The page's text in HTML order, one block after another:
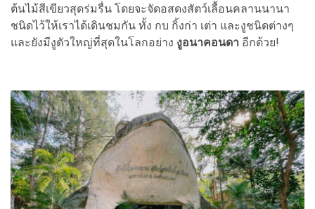
ต้นไม้สีเขียวสุดร่มรื่น โดยจะจัดอสดงสัตว์เลื้อนคลานนานา
ชนิดไว้ให้เราได้เดินชมกัน ทั้ง กบ กิ้งก่า เต่า และงูชนิดต่างๆ
และยังมีงูตัวใหญ่ที่สุดในโลกอย่าง งูอนาคอนดา อีกด้วย!